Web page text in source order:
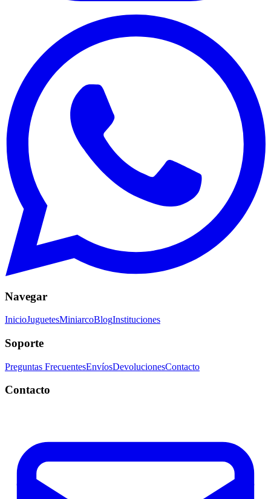
Navegar
InicioJuguetesMiniarcoBlogInstituciones
Soporte
Preguntas FrecuentesEnvíosDevolucionesContacto
Contacto